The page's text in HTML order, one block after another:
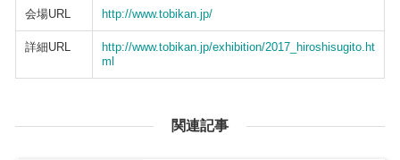
会場URL http://www.tobikan.jp/
詳細URL
http://www.tobikan.jp/exhibition/2017_hiroshisugito.ht
ml
関連記事